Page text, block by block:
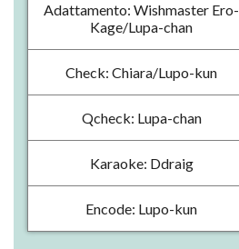
Adattamento: Wishmaster Ero-
Kage/Lupa-chan
Check: Chiara/Lupo-kun
Qcheck: Lupa-chan
Karaoke: Ddraig
Encode: Lupo-kun